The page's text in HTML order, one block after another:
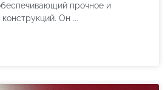
прочное и
Он